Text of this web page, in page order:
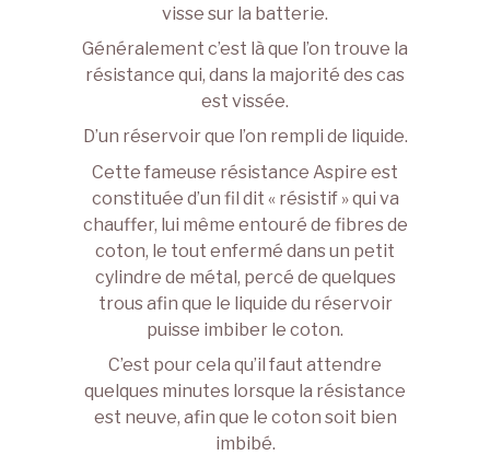
visse sur la batterie.
Généralement c’est là que l’on trouve la
résistance qui, dans la majorité des cas
est vissée.
D’un réservoir que l’on rempli de liquide.
Cette fameuse résistance Aspire est
constituée d’un fil dit « résistif » qui va
chauffer, lui même entouré de fibres de
coton, le tout enfermé dans un petit
cylindre de métal, percé de quelques
trous afin que le liquide du réservoir
puisse imbiber le coton.
C’est pour cela qu’il faut attendre
quelques minutes lorsque la résistance
est neuve, afin que le coton soit bien
imbibé.